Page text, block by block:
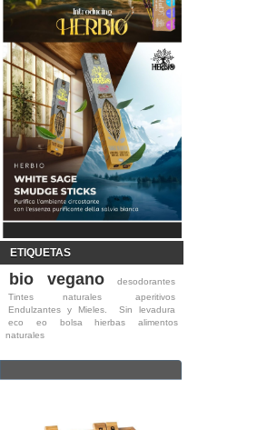
ETIQUETAS
bio vegano
desodorantes
Tintes naturales
aperitivos
Endulzantes y Mieles.
Sin levadura
eco
eo bolsa hierbas
alimentos
naturales